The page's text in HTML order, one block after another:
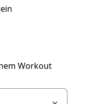
Workout